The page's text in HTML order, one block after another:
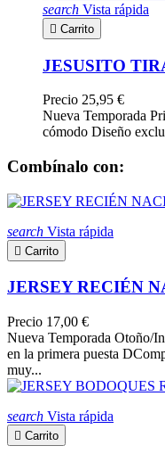
search Vista rápida
 Carrito
JESUSITO
Precio 25,95 €
Nueva Temporada
cómodo Diseño
Combínalo con:
search Vista rápida
 Carrito
JERSEY RECIÉN
Precio 17,00 €
Nueva Temporada Otoño/
en la primera puesta
muy...
search Vista rápida
 Carrito